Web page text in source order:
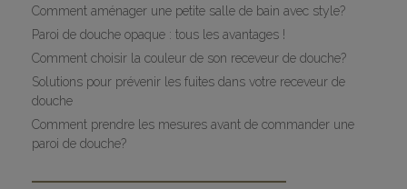
Comment aménager une petite salle de bain avec style?
Paroi de douche opaque : tous les avantages !
Comment choisir la couleur de son receveur de douche?
Solutions pour prévenir les fuites dans votre receveur de
douche
Comment prendre les mesures avant de commander une
paroi de douche?